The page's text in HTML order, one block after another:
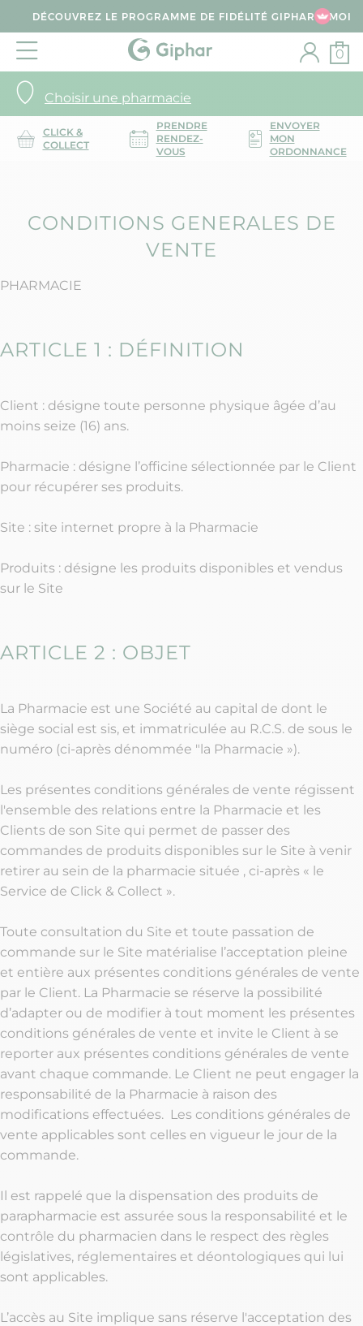
DÉCOUVREZ LE PROGRAMME DE FIDÉLITÉ GIPHAR & MOI
Choisir une pharmacie
0
CLICK &
COLLECT
PRENDRE
RENDEZ-
VOUS
ENVOYER
MON
ORDONNANCE
CONDITIONS GENERALES DE
VENTE
PHARMACIE
ARTICLE 1 : DÉFINITION
Client : désigne toute personne physique âgée d’au
moins seize (16) ans.
Pharmacie : désigne l’officine sélectionnée par le Client
pour récupérer ses produits.
Site : site internet propre à la Pharmacie
Produits : désigne les produits disponibles et vendus
sur le Site
ARTICLE 2 : OBJET
La Pharmacie est une Société au capital de dont le
siège social est sis, et immatriculée au R.C.S. de sous le
numéro (ci-après dénommée "la Pharmacie »).
Les présentes conditions générales de vente régissent
l'ensemble des relations entre la Pharmacie et les
Clients de son Site qui permet de passer des
commandes de produits disponibles sur le Site à venir
retirer au sein de la pharmacie située , ci-après « le
Service de Click & Collect ».
Toute consultation du Site et toute passation de
commande sur le Site matérialise l’acceptation pleine
et entière aux présentes conditions générales de vente
par le Client. La Pharmacie se réserve la possibilité
d’adapter ou de modifier à tout moment les présentes
conditions générales de vente et invite le Client à se
reporter aux présentes conditions générales de vente
avant chaque commande. Le Client ne peut engager la
responsabilité de la Pharmacie à raison des
modifications effectuées. Les conditions générales de
vente applicables sont celles en vigueur le jour de la
commande.
Il est rappelé que la dispensation des produits de
parapharmacie est assurée sous la responsabilité et le
contrôle du pharmacien dans le respect des règles
législatives, réglementaires et déontologiques qui lui
sont applicables.
L’accès au Site implique sans réserve l'acceptation des